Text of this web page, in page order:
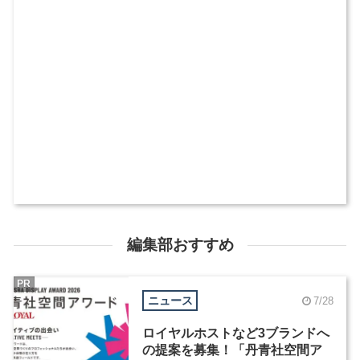
編集部おすすめ
ニュース 7/28
ロイヤルホストなど3ブランドへ
の提案を募集！「丹青社空間ア
PR